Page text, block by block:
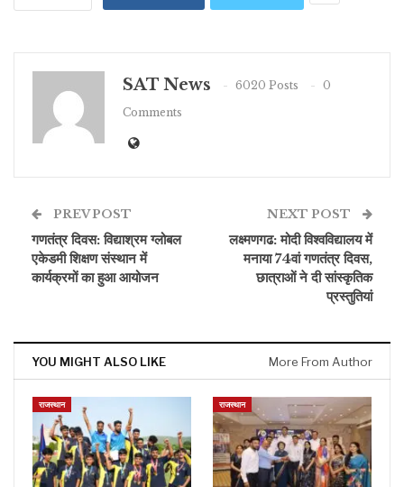
SAT News 6020 Posts
0
Comments
PREV POST
गणतंत्र दिवस: विद्याश्रम ग्लोबल
एकेडमी शिक्षण संस्थान में
कार्यक्रमों का हुआ आयोजन
NEXT POST
लक्ष्मणगढ: मोदी विश्वविद्यालय में
मनाया 74वां गणतंत्र दिवस,
छात्राओं ने दी सांस्कृतिक
प्रस्तुतियां
YOU MIGHT ALSO LIKE More From Author
राजस्थान राजस्थान